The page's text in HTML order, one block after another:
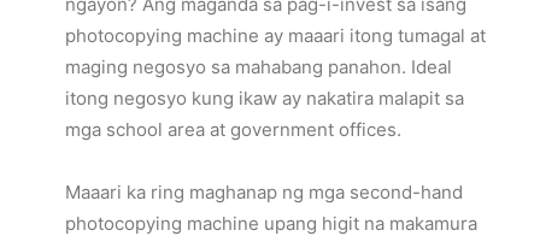
photocopying machine ay maaari itong tumagal at
maging negosyo sa mahabang panahon. Ideal
itong negosyo kung ikaw ay nakatira malapit sa
mga school area at government offices.
Maaari ka ring maghanap ng mga second-hand
photocopying machine upang higit na makamura